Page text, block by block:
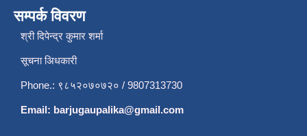
सम्पर्क विवरण
श्री दिपेन्द्र कुमार शर्मा
सूचना अिधकारी
Phone.: ९८५२०७०७२० / 9807313730
Email: barjugaupalika@gmail.com